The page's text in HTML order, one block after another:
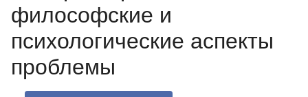
философские и
психологические аспекты
проблемы